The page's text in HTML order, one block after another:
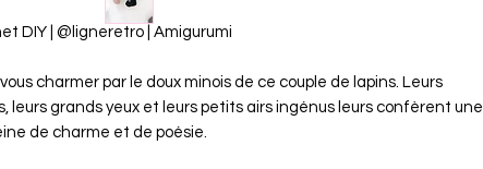
DIY | @ligneretro | Amigurumi
charmer par le doux minois de ce couple de lapins. Leurs
leurs grands yeux et leurs petits airs ingénus leurs confèrent une
de charme et de poésie.